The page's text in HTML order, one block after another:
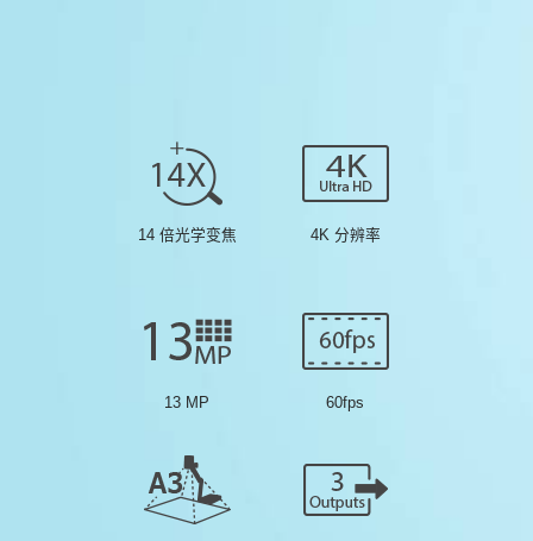
14 倍光学变焦 4K 分辨率
13 MP 60fps